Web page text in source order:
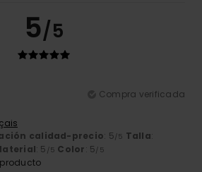
5/5
Compra verificada
calidad-precio: 5/5 Talla:
: 5 /5 Color: 5/5